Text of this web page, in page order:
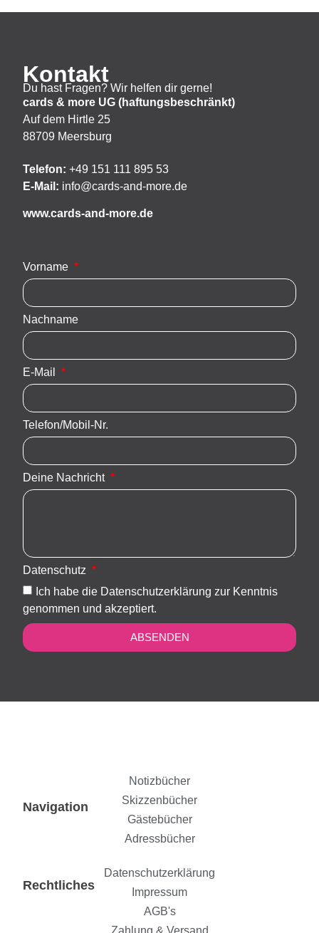
Kontakt
Du hast Fragen? Wir helfen dir gerne!
cards & more UG (haftungsbeschränkt)
Auf dem Hirtle 25
88709 Meersburg
Telefon:+49 151 111 895 53
E-Mail: info@cards-and-more.de
www.cards-and-more.de
Vorname
Nachname
E-Mail
Telefon/Mobil-Nr.
Deine Nachricht
Datenschutz
Ich habe die Datenschutzerklärung zur Kenntnis
genommen und akzeptiert.
ABSENDEN
Navigation
Notizbücher
Skizzenbücher
Gästebücher
Adressbücher
Rechtliches
Datenschutzerklärung
Impressum
AGB's
Zahlung & Versand